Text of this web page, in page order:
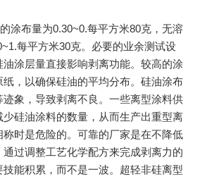
涂布量为0.30~0.每平方米80克，无溶
每平方米30克。必要的业余测试设
涂层量直接影响剥离功能。较高的涂
纸，以确保硅油的平均分布。硅油涂布
象，导致剥离不良。一些离型涂料供
硅油涂料的数量，从而生产出重型离
时是危险的。可靠的厂家是在不降低
过调整工艺化学配方来完成剥离力的
能积累，而不是一波。超轻非硅离型